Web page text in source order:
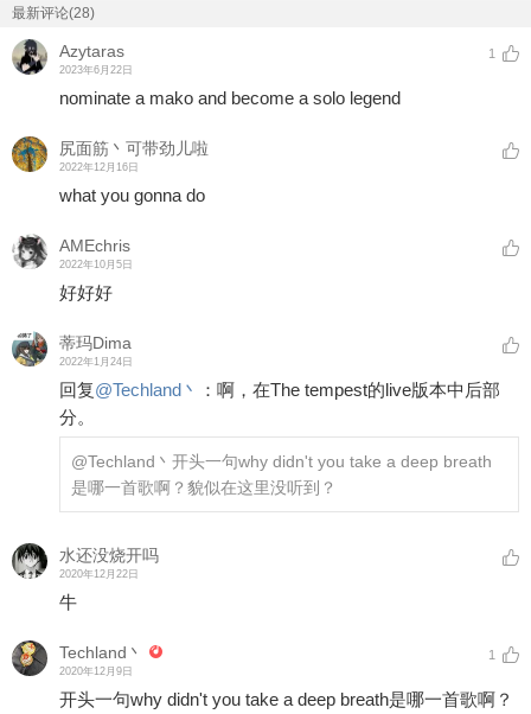
最新评论(28)
Azytaras
2023年6月22日
1
nominate a mako and become a solo legend
尻面筋丶可带劲儿啦
2022年12月16日
what you gonna do
AMEchris
2022年10月5日
好好好
蒂玛Dima
2022年1月24日
回复@Techland丶 ： 啊，在The tempest的live版本中后部
分。
@Techland丶 开头一句why didn't you take a deep breath
是哪一首歌啊？貌似在这里没听到？
水还没烧开吗
2020年12月22日
牛
Techland丶
2020年12月9日
1
开头一句why didn't you take a deep breath是哪一首歌啊？